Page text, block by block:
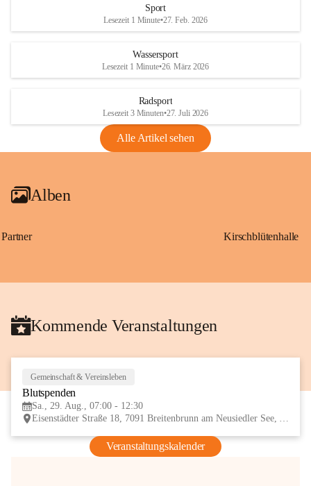
Rebe und der Amerikanischen
Anhang VBl. EU Nr. 18
1 Seite•1,4 MB
VBl. EU Nr. 18_2026
Sport
Lesezeit 1 Minute•27. Feb. 2026
Wassersport
Lesezeit 1 Minute•26. März 2026
Radsport
Lesezeit 3 Minuten•27. Juli 2026
Alle Artikel sehen
Alben
Partner Kirschblütenhalle
Kommende Veranstaltungen
Gemeinschaft & Vereinsleben
Blutspenden
Sa., 29. Aug., 07:00 - 12:30
Eisenstädter Straße 18, 7091 Breitenbrunn am Neusiedler See, AUT
Veranstaltungskalender